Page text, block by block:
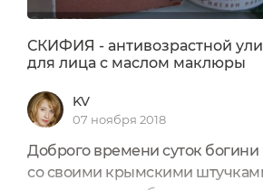
СКИФИЯ - антивозрастной
для лица с маслом маклюры
KV
07 ноября 2018
Доброго времени суток богини
со своими крымскими